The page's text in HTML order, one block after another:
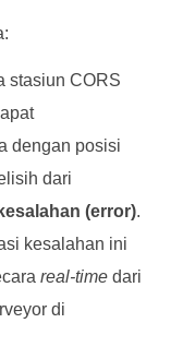
stasiun CORS
dengan posisi
dari
kesalahan (error).
kesalahan ini
real-time dari
di